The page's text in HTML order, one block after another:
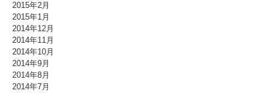
2015年2月
2015年1月
2014年12月
2014年11月
2014年10月
2014年9月
2014年8月
2014年7月